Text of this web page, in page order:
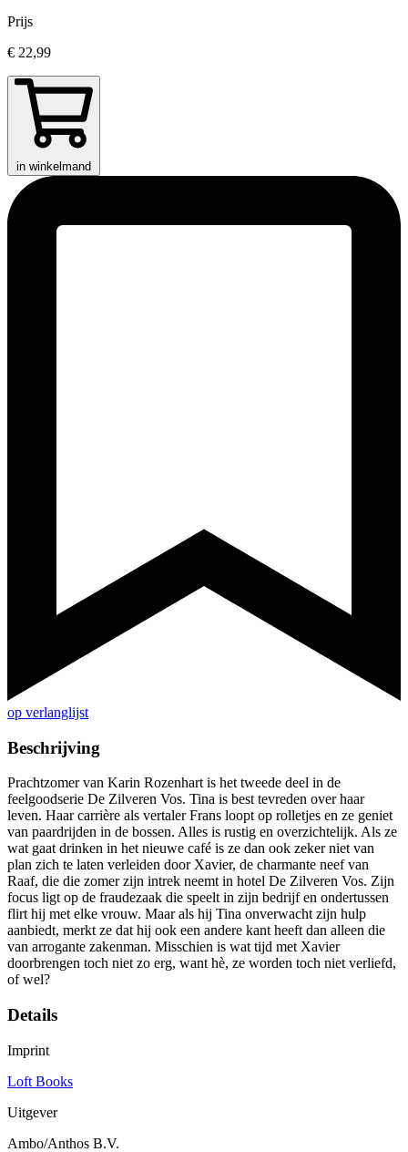
Prijs
€ 22,99
in winkelmand
op verlanglijst
Beschrijving
Prachtzomer van Karin Rozenhart is het tweede deel in de
feelgoodserie De Zilveren Vos. Tina is best tevreden over haar
leven. Haar carrière als vertaler Frans loopt op rolletjes en ze geniet
van paardrijden in de bossen. Alles is rustig en overzichtelijk. Als ze
wat gaat drinken in het nieuwe café is ze dan ook zeker niet van
plan zich te laten verleiden door Xavier, de charmante neef van
Raaf, die die zomer zijn intrek neemt in hotel De Zilveren Vos. Zijn
focus ligt op de fraudezaak die speelt in zijn bedrijf en ondertussen
flirt hij met elke vrouw. Maar als hij Tina onverwacht zijn hulp
aanbiedt, merkt ze dat hij ook een andere kant heeft dan alleen die
van arrogante zakenman. Misschien is wat tijd met Xavier
doorbrengen toch niet zo erg, want hè, ze worden toch niet verliefd,
of wel?
Details
Imprint
Loft Books
Uitgever
Ambo/Anthos B.V.